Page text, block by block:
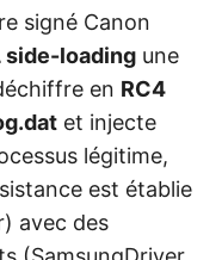
signé Canon
side-loading une
en RC4
et injecte
légitime,
est établie
avec des